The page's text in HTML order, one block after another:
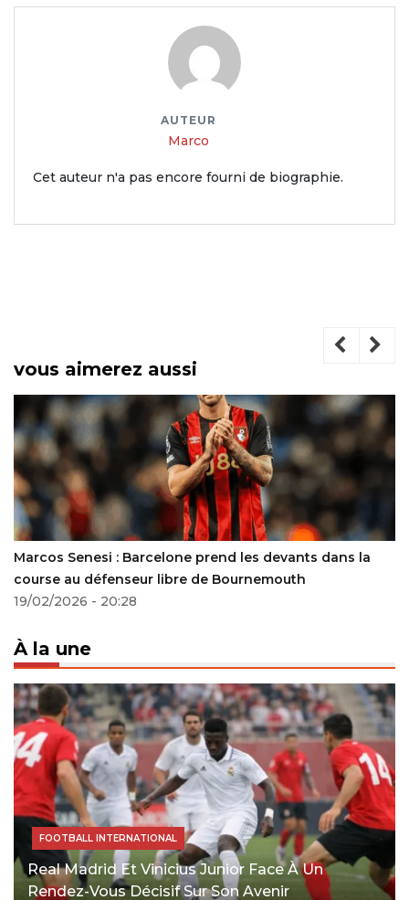
AUTEUR
Marco
Cet auteur n'a pas encore fourni de biographie.
vous aimerez aussi
Marcos Senesi : Barcelone prend les devants dans la
course au défenseur libre de Bournemouth
19/02/2026 - 20:28
À la une
FOOTBALL INTERNATIONAL
Real Madrid Et Vinicius Junior Face À Un
Rendez-Vous Décisif Sur Son Avenir